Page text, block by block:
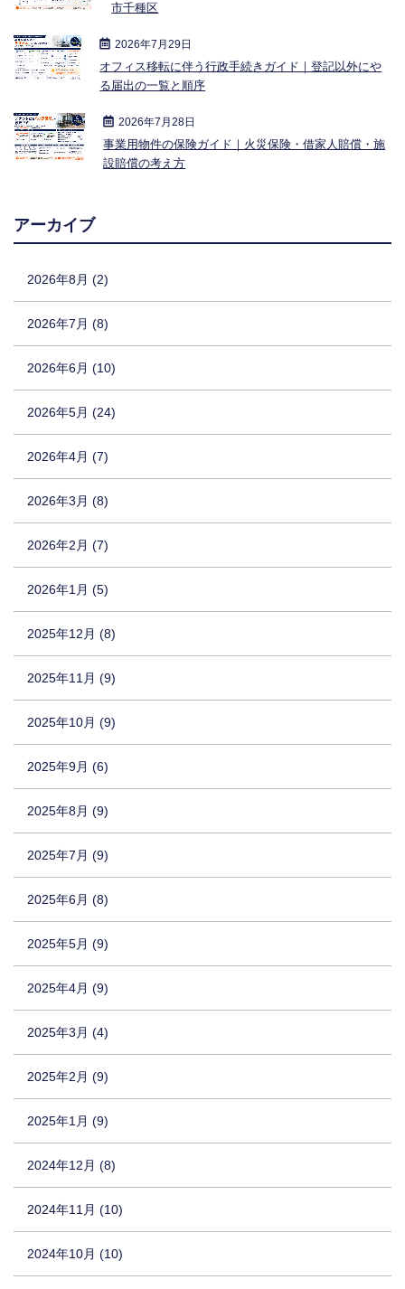
市千種区
2026年7月29日
オフィス移転に伴う行政手続きガイド｜登記以外にや
る届出の一覧と順序
2026年7月28日
事業用物件の保険ガイド｜火災保険・借家人賠償・施
設賠償の考え方
アーカイブ
2026年8月 (2)
2026年7月 (8)
2026年6月 (10)
2026年5月 (24)
2026年4月 (7)
2026年3月 (8)
2026年2月 (7)
2026年1月 (5)
2025年12月 (8)
2025年11月 (9)
2025年10月 (9)
2025年9月 (6)
2025年8月 (9)
2025年7月 (9)
2025年6月 (8)
2025年5月 (9)
2025年4月 (9)
2025年3月 (4)
2025年2月 (9)
2025年1月 (9)
2024年12月 (8)
2024年11月 (10)
2024年10月 (10)